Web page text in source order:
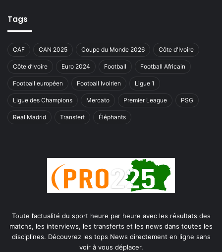
Tags
CAF CAN 2025 Coupe du Monde 2026 Côte d'Ivoire
Côte d’Ivoire Euro 2024 Football Football Africain
Football européen Football Ivoirien Ligue 1
Ligue des Champions Mercato Premier League PSG
Real Madrid Transfert Éléphants
Toute l’actualité du sport heure par heure avec les résultats des
matchs, les interviews, les transferts et les news dans toutes les
disciplines. Découvrez les tops News directement en ligne sans
voir à vous déplacer.